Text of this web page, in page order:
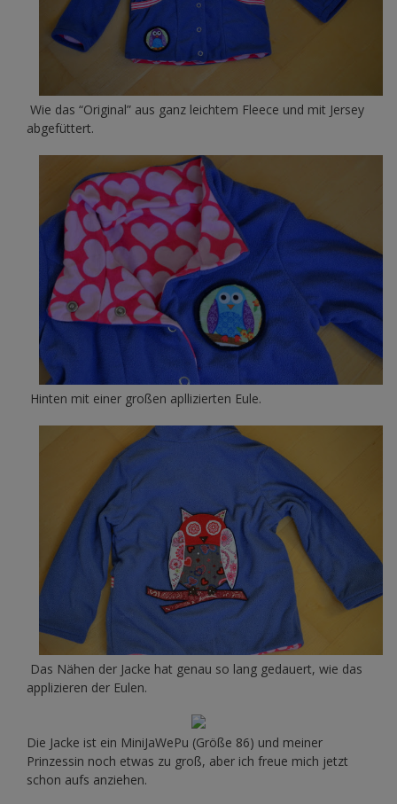
Wie das “Original” aus ganz leichtem Fleece und mit Jersey
abgefüttert.
Hinten mit einer großen apllizierten Eule.
Das Nähen der Jacke hat genau so lang gedauert, wie das
applizieren der Eulen.
Die Jacke ist ein MiniJaWePu (Größe 86) und meiner
Prinzessin noch etwas zu groß, aber ich freue mich jetzt
schon aufs anziehen.